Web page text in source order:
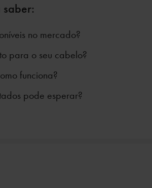
no mercado?
para o seu cabelo?
funciona?
pode esperar?